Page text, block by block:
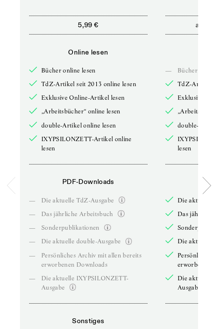
5,99 €
Online lesen
Bücher online lesen
TdZ-Artikel seit 2013 online lesen
Exklusive Online-Artikel lesen
„Arbeitsbücher“ online lesen
double-Artikel online lesen
IXYPSILONZETT-Artikel online
lesen
PDF-Downloads
—
Die aktuelle TdZ-Ausgabe
—
Das jährliche Arbeitsbuch
—
Sonderpublikationen
—
Die aktuelle double-Ausgabe
—
Persönliches Archiv mit allen bereits
erworbenen Downloads
—
Die aktuelle IXYPSILONZETT-
Ausgabe
Sonstiges
ab
—
Bücher online
TdZ-Artikel
Exklusive
double-
lesen
Die aktuelle
Das jährliche
Die aktuelle
Persönliches
erworbenen
Die aktuelle
Ausgabe